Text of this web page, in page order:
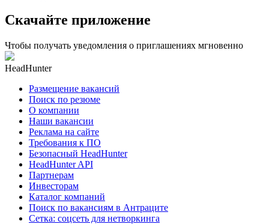
Скачайте приложение
Чтобы получать уведомления о приглашениях мгновенно
HeadHunter
Размещение вакансий
Поиск по резюме
О компании
Наши вакансии
Реклама на сайте
Требования к ПО
Безопасный HeadHunter
HeadHunter API
Партнерам
Инвесторам
Каталог компаний
Поиск по вакансиям в Антраците
Сетка: соцсеть для нетворкинга